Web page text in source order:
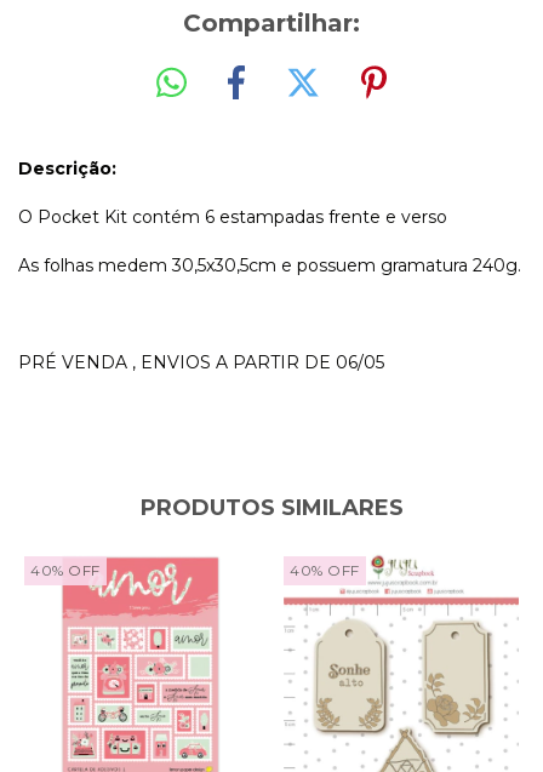
Compartilhar:
Descrição:
O Pocket Kit contém 6 estampadas frente e verso
As folhas medem 30,5x30,5cm e possuem gramatura 240g.
PRÉ VENDA , ENVIOS A PARTIR DE 06/05
PRODUTOS SIMILARES
40% OFF 40% OFF